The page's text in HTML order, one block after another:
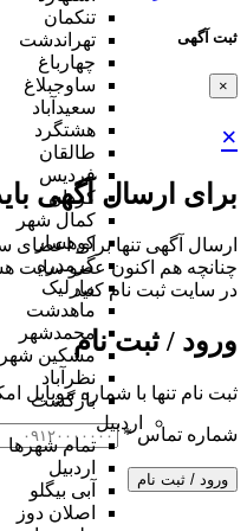
ثبت آگهی
×
×
برای ارسال آگهی
ارسال آگهی تنها برای اعضای
چنانچه هم‌ اکنون عضو سایت
در سایت ثبت نام کنید
ورود / ثبت نام
ثبت نام تنها با شماره موبایل
شماره تماس*
ورود / ثبت نام
تنکمان
تهراندشت
چهارباغ
ساوجبلاغ
سعیدآباد
هشتگرد
طالقان
فردیس
کردان
کمال شهر
کوهسار
گرمدره
مارلیک
ماهدشت
محمدشهر
مشکین شهر
نظرآباد
بازگشت
اردبیل
تمام شهر‌ها
اردبیل
آبی بیگلو
اصلان دوز